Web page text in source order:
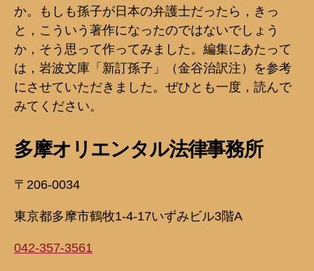
か。もしも孫子が日本の弁護士だったら，きっ
と，こういう著作になったのではないでしょう
か，そう思って作ってみました。編集にあたって
は，岩波文庫「新訂孫子」（金谷治訳注）を参考
にさせていただきました。ぜひとも一度，読んで
みてください。
多摩オリエンタル法律事務所
〒206-0034
東京都多摩市鶴牧1-4-17いずみビル3階A
042-357-3561